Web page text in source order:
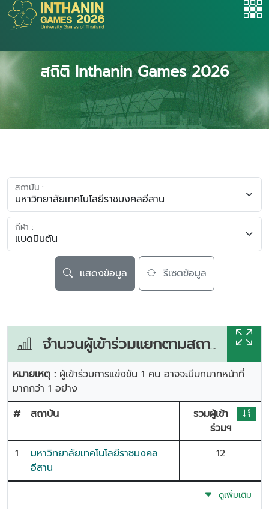
สถิติ Inthanin Games 2026
สถาบัน :
กีฬา :
แสดงข้อมูล รีเซตข้อมูล
จำนวนผู้เข้าร่วมแยกตามสถาบัน
หมายเหตุ : ผู้เข้าร่วมการแข่งขัน 1 คน อาจจะมีบทบาทหน้าที่
มากกว่า 1 อย่าง
#
สถาบัน
รวมผู้เข้า
ร่วมฯ
1
มหาวิทยาลัยเทคโนโลยีราชมงคล
อีสาน
12
ดูเพิ่มเติม